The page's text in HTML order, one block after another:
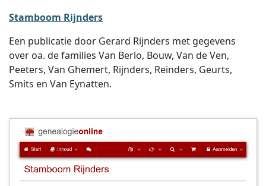
Stamboom Rijnders
Een publicatie door Gerard Rijnders met gegevens
over oa. de families Van Berlo, Bouw, Van de Ven,
Peeters, Van Ghemert, Rijnders, Reinders, Geurts,
Smits en Van Eynatten.